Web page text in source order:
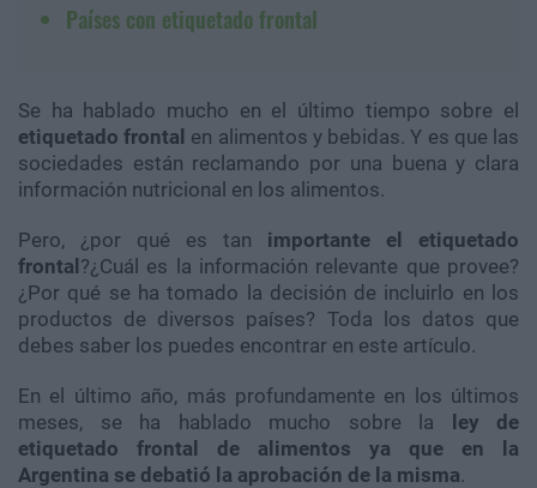
Países con etiquetado frontal
Se ha hablado mucho en el último tiempo sobre el
etiquetado frontal en alimentos y bebidas. Y es que las
sociedades están reclamando por una buena y clara
información nutricional en los alimentos.
Pero, ¿por qué es tan importante el etiquetado
frontal?¿Cuál es la información relevante que provee?
¿Por qué se ha tomado la decisión de incluirlo en los
productos de diversos países? Toda los datos que
debes saber los puedes encontrar en este artículo.
En el último año, más profundamente en los últimos
meses, se ha hablado mucho sobre la ley de
etiquetado frontal de alimentos ya que en la
Argentina se debatió la aprobación de la misma.